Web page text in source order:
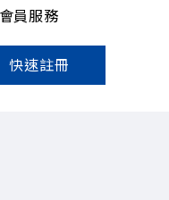
員服務
快速註冊